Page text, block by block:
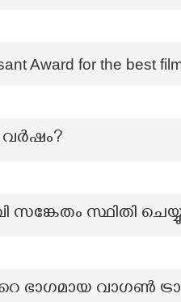
Award for the best
വർഷം?
സങ്കേതം സ്ഥിതി
ഭാഗമായ വാഗണ്‍